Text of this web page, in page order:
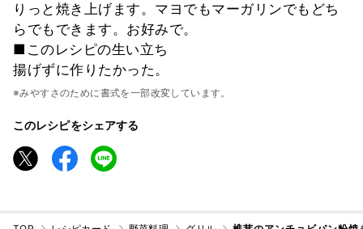
りっと焼き上げます。マヨでもマーガリンでもどち
らでもできます。お好みで。
■このレシピの生い立ち
揚げずに作りたかった。
※みやすさのために書式を一部改変しています。
このレシピをシェアする